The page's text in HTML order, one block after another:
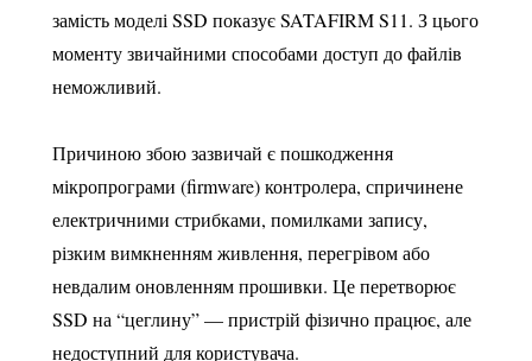
замість моделі SSD показує SATAFIRM S11. З цього
моменту звичайними способами доступ до файлів
неможливий.
Причиною збою зазвичай є пошкодження
мікропрограми (firmware) контролера, спричинене
електричними стрибками, помилками запису,
різким вимкненням живлення, перегрівом або
невдалим оновленням прошивки. Це перетворює
SSD на “цеглину” — пристрій фізично працює, але
недоступний для користувача.